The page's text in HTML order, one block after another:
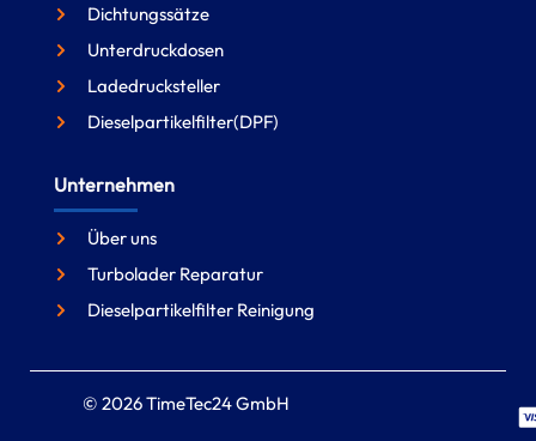
Dichtungssätze
Unterdruckdosen
Ladedrucksteller
Dieselpartikelfilter(DPF)
Unternehmen
Über uns
Turbolader Reparatur
Dieselpartikelfilter Reinigung
© 2026 TimeTec24 GmbH